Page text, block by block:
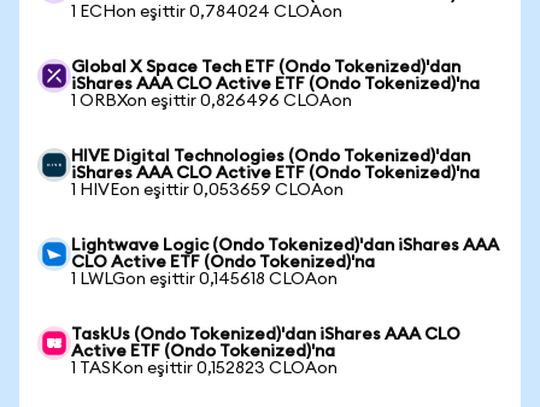
1 ECHon eşittir 0,784024 CLOAon
Global X Space Tech ETF (Ondo Tokenized)'dan
iShares AAA CLO Active ETF (Ondo Tokenized)'na
1 ORBXon eşittir 0,826496 CLOAon
HIVE Digital Technologies (Ondo Tokenized)'dan
iShares AAA CLO Active ETF (Ondo Tokenized)'na
1 HIVEon eşittir 0,053659 CLOAon
Lightwave Logic (Ondo Tokenized)'dan iShares AAA
CLO Active ETF (Ondo Tokenized)'na
1 LWLGon eşittir 0,145618 CLOAon
TaskUs (Ondo Tokenized)'dan iShares AAA CLO
Active ETF (Ondo Tokenized)'na
1 TASKon eşittir 0,152823 CLOAon